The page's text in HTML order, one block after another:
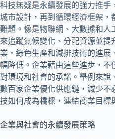
科技無疑是永續發展的強力推手
城市設計，再到循環經濟框架，
難題。像是物聯網、大數據和人
來追蹤氣候變化、分配資源並提
業，綠色生產和減排技術的進展
幅降低。企業藉由這些進步，不
對環境和社會的承諾。舉例來說
數百家企業優化供應鏈，減少不
技如何成為橋樑，連結商業目標
企業與社會的永續發展策略